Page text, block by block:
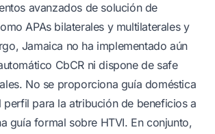
avanzados de solución de
APAs bilaterales y multilaterales y
Jamaica no ha implementado aún
CbCR ni dispone de safe
No se proporciona guía doméstica
perfil para la atribución de beneficios a
guía formal sobre HTVI. En conjunto,